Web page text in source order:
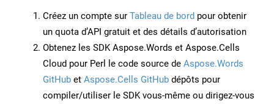
Créez un compte sur Tableau de bord pour obtenir
un quota d’API gratuit et des détails d’autorisation
Obtenez les SDK Aspose.Words et Aspose.Cells
Cloud pour Perl le code source de Aspose.Words
GitHub et Aspose.Cells GitHub dépôts pour
compiler/utiliser le SDK vous-même ou dirigez-vous